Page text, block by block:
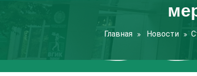
Главная Новости